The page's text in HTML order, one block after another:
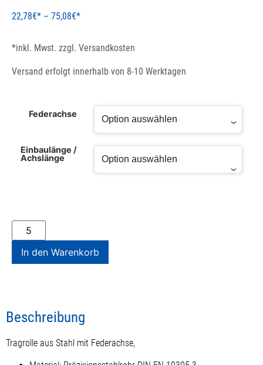
22,78€ – 75,08€
*inkl. Mwst. zzgl. Versandkosten
Versand erfolgt innerhalb von 8-10 Werktagen
Federachse
Einbaulänge /
Achslänge
In den Warenkorb
Beschreibung
Tragrolle aus Stahl mit Federachse,